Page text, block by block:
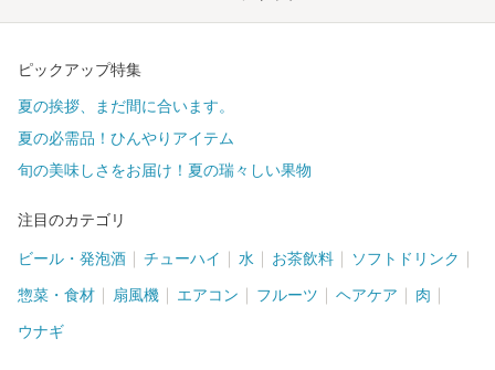
ピックアップ特集
夏の挨拶、まだ間に合います。
夏の必需品！ひんやりアイテム
旬の美味しさをお届け！夏の瑞々しい果物
注目のカテゴリ
ビール・発泡酒 チューハイ 水 お茶飲料 ソフトドリンク
惣菜・食材 扇風機 エアコン フルーツ ヘアケア 肉
ウナギ